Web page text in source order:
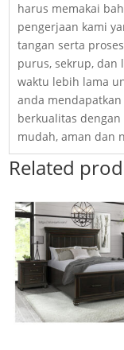
harus memakai
pengerjaan kami
tangan serta
purus, sekrup, dan
waktu lebih lama
anda
berkualitas
mudah, aman dan
Related